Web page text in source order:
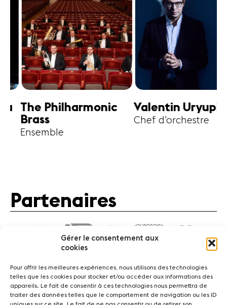
Gérer le consentement aux
cookies
Pour offrir les meilleures expériences, nous utilisons des technologies
telles que les cookies pour stocker et/ou accéder aux informations des
appareils. Le fait de consentir à ces technologies nous permettra de
traiter des données telles que le comportement de navigation ou les ID
Valentin Uryupin
Chef d'orchestre
Amihai
Alto
Partenaires
ActualitésConcerts Bénévoles Médiation